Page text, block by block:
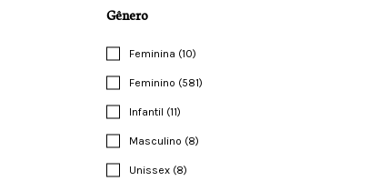
Gênero
Feminina (10)
Feminino (581)
Infantil (11)
Masculino (8)
Unissex (8)